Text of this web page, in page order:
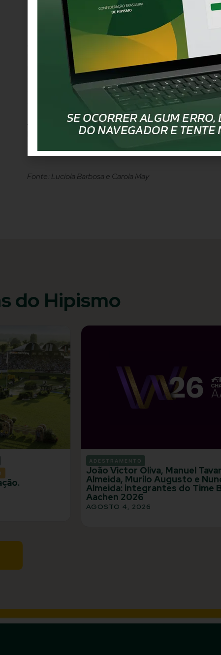
Resultado completo
Fique por dentro
A seletiva tem a seguinte estrutura: os concorrentes
percursos distintos por prova. As pistas são idênticas
mundo. A classificação final se dá pela soma das
soma dos tempos dos segundos percursos de cada
do país anfitrião e os melhores 16 conjuntos a nível
cada país tem direito a levar no máximo dois
Ao todo estão programadas para 2011, 40 seletivas
Mundial tem lugar na segunda quinzena de janeiro de
Fonte: Lucíola Barbosa e Carola May
do Hipismo
ADESTRAMENTO
João Victor Oliva, Manuel
Almeida, Murilo Augusto e
Almeida: integrantes do Time
Aachen 2026
AGOSTO 4, 2026